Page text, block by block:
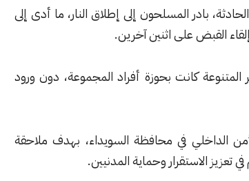
بادر المسلحون إلى إطلاق النار، ما أدى إلى
القبض على اثنين آخرين.
كانت بحوزة أفراد المجموعة، دون ورود
الداخلي في محافظة السويداء، بهدف ملاحقة
تعزيز الاستقرار وحماية المدنيين.